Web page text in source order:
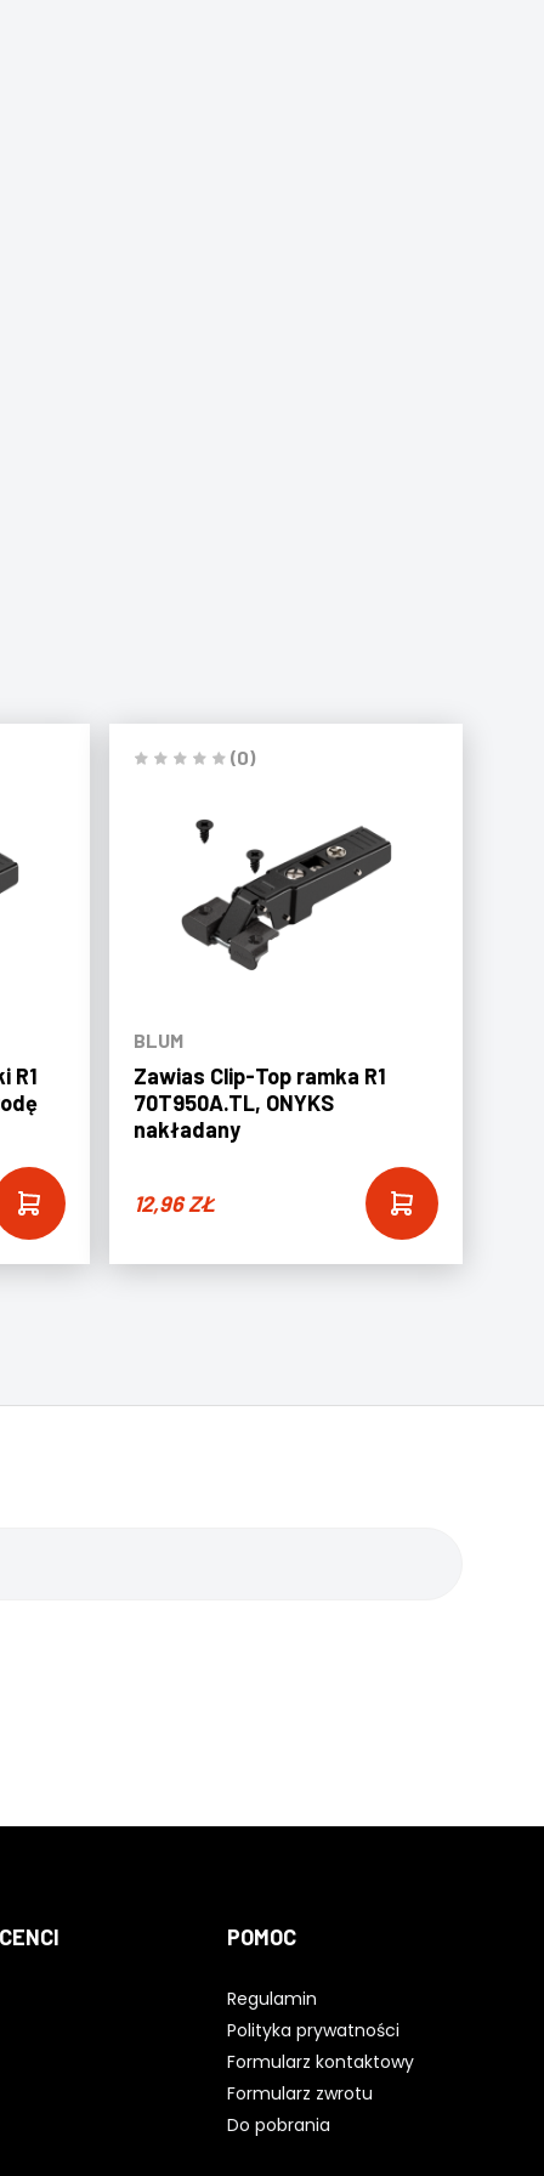
R1
(0)
BLUM
Zawias Clip-Top ramka R1
70T950A.TL, ONYKS
nakładany
12,96ZŁ
POMOC
Regulamin
Polityka prywatności
Formularz kontaktowy
Formularz zwrotu
Do pobrania